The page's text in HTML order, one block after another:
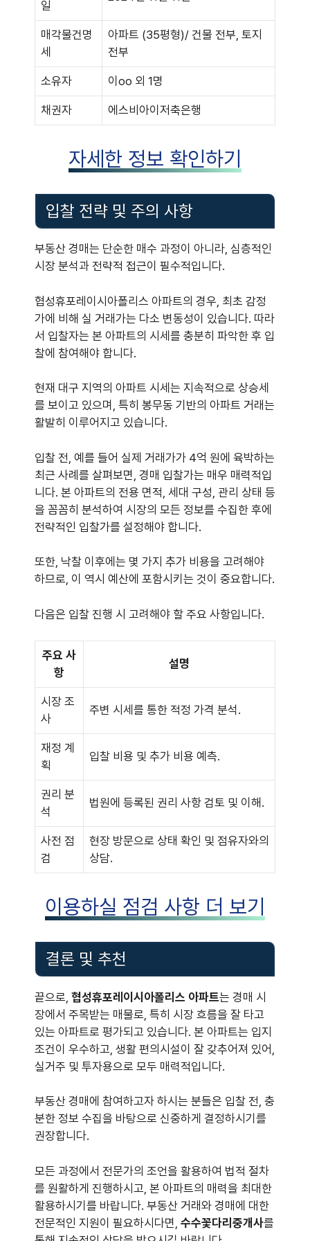
일
매각물건명
세
아파트 (35평형)/ 건물 전부, 토지
전부
소유자 이oo 외 1명
채권자 에스비아이저축은행
자세한 정보 확인하기
입찰 전략 및 주의 사항
부동산 경매는 단순한 매수 과정이 아니라, 심층적인
시장 분석과 전략적 접근이 필수적입니다.
협성휴포레이시아폴리스 아파트의 경우, 최초 감정
가에 비해 실 거래가는 다소 변동성이 있습니다. 따라
서 입찰자는 본 아파트의 시세를 충분히 파악한 후 입
찰에 참여해야 합니다.
현재 대구 지역의 아파트 시세는 지속적으로 상승세
를 보이고 있으며, 특히 봉무동 기반의 아파트 거래는
활발히 이루어지고 있습니다.
입찰 전, 예를 들어 실제 거래가가 4억 원에 육박하는
최근 사례를 살펴보면, 경매 입찰가는 매우 매력적입
니다. 본 아파트의 전용 면적, 세대 구성, 관리 상태 등
을 꼼꼼히 분석하여 시장의 모든 정보를 수집한 후에
전략적인 입찰가를 설정해야 합니다.
또한, 낙찰 이후에는 몇 가지 추가 비용을 고려해야
하므로, 이 역시 예산에 포함시키는 것이 중요합니다.
다음은 입찰 진행 시 고려해야 할 주요 사항입니다.
주요 사
항
설명
시장 조
사
주변 시세를 통한 적정 가격 분석.
재정 계
획
입찰 비용 및 추가 비용 예측.
권리 분
석
법원에 등록된 권리 사항 검토 및 이해.
사전 점
검
현장 방문으로 상태 확인 및 점유자와의
상담.
이용하실 점검 사항 더 보기
결론 및 추천
끝으로, 협성휴포레이시아폴리스 아파트는 경매 시
장에서 주목받는 매물로, 특히 시장 흐름을 잘 타고
있는 아파트로 평가되고 있습니다. 본 아파트는 입지
조건이 우수하고, 생활 편의시설이 잘 갖추어져 있어,
실거주 및 투자용으로 모두 매력적입니다.
부동산 경매에 참여하고자 하시는 분들은 입찰 전, 충
분한 정보 수집을 바탕으로 신중하게 결정하시기를
권장합니다.
모든 과정에서 전문가의 조언을 활용하여 법적 절차
를 원활하게 진행하시고, 본 아파트의 매력을 최대한
활용하시기를 바랍니다. 부동산 거래와 경매에 대한
전문적인 지원이 필요하시다면, 수수꽃다리중개사를